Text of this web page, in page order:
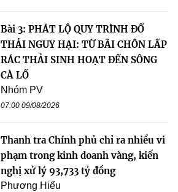
Bài 3: PHÁT LỘ QUY TRÌNH ĐỔ
THẢI NGUY HẠI: TỪ BÃI CHÔN LẤP
RÁC THẢI SINH HOẠT ĐẾN SÔNG
CÀ LỒ
Nhóm PV
07:00 09/08/2026
Thanh tra Chính phủ chỉ ra nhiều vi
phạm trong kinh doanh vàng, kiến
nghị xử lý 93,733 tỷ đồng
Phương Hiếu